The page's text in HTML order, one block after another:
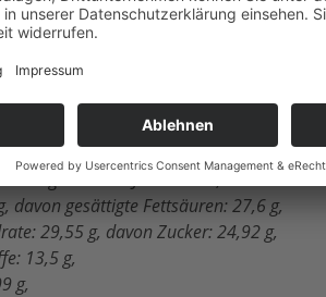
von Milch und Schalenfrüchten enthalten.
( je 100 g )
/ Energie: 2372 KJ / 567 kcal,
davon gesättigte Fettsäuren: 27,6 g,
29,55 g, davon Zucker: 24,92 g,
13,5 g,
g,